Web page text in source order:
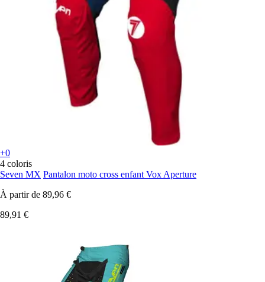
+0
4 coloris
Seven MX Pantalon moto cross enfant Vox Aperture
À partir de 89,96 €
89,91 €